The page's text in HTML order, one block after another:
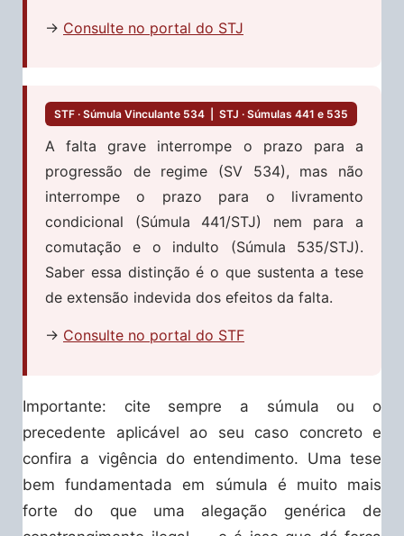
→ Consulte no portal do STJ
STF · Súmula Vinculante 534 | STJ · Súmulas 441 e 535
A falta grave interrompe o prazo para a
progressão de regime (SV 534), mas não
interrompe o prazo para o livramento
condicional (Súmula 441/STJ) nem para a
comutação e o indulto (Súmula 535/STJ).
Saber essa distinção é o que sustenta a tese
de extensão indevida dos efeitos da falta.
→ Consulte no portal do STF
Importante: cite sempre a súmula ou o
precedente aplicável ao seu caso concreto e
confira a vigência do entendimento. Uma tese
bem fundamentada em súmula é muito mais
forte do que uma alegação genérica de